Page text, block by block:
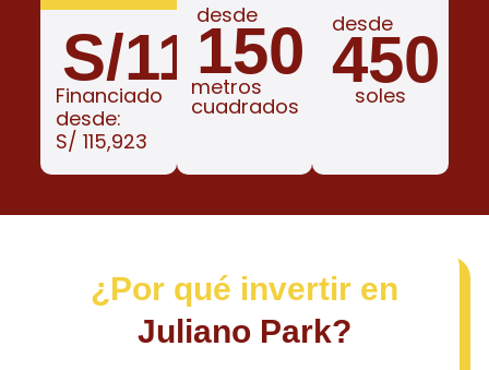
Financiado
desde:
S/ 115,923
S/113500
desde
metros
cuadrados
150 desde
soles
450
¿Por qué invertir en
Juliano Park?